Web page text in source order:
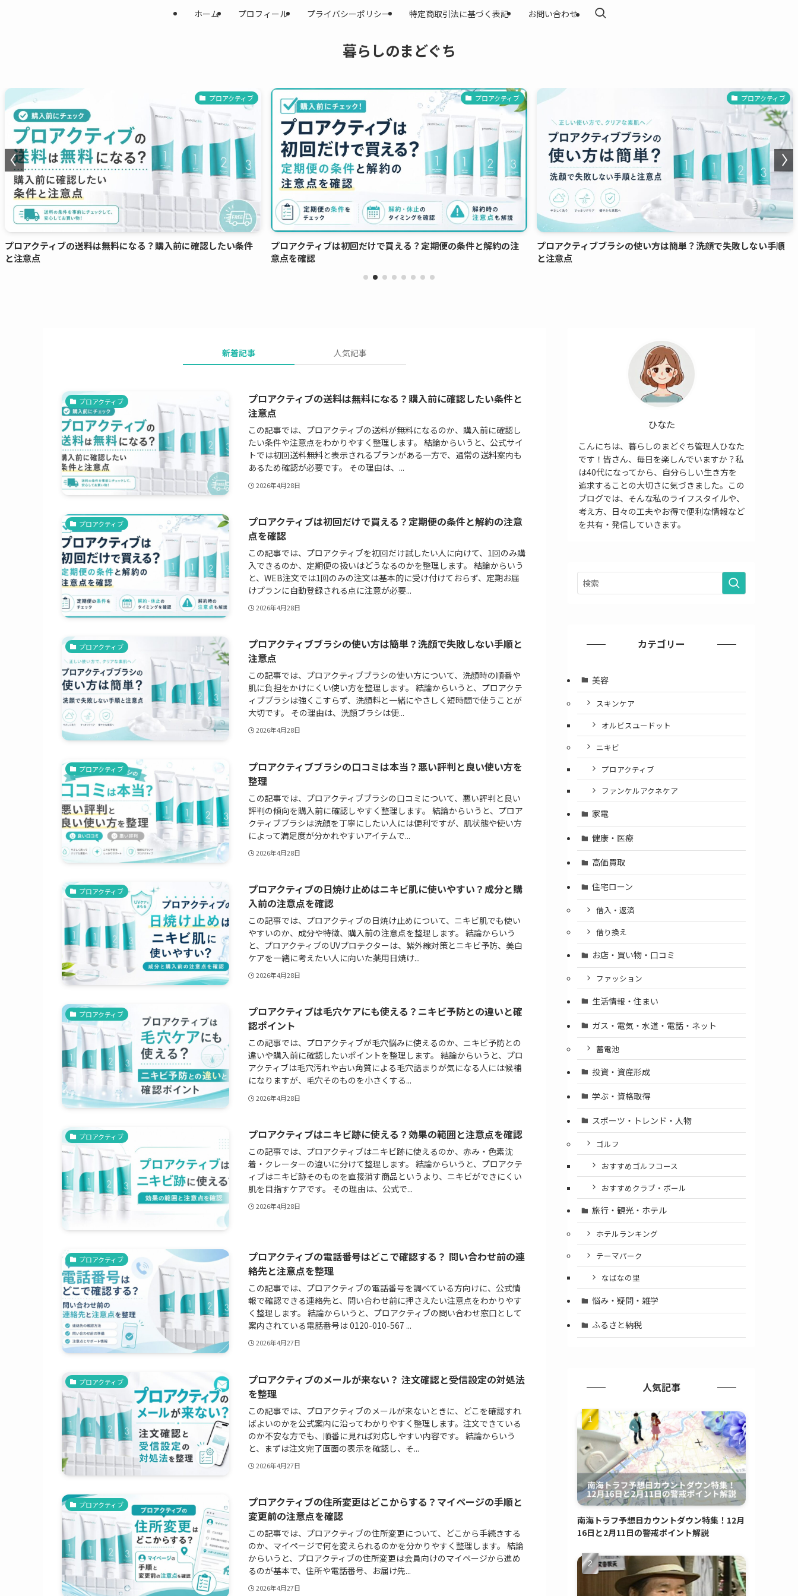
暮らしのまどぐち
ホーム プロフィール プライバシーポリシー 特定商取引法に基づく表記 お問い合わせ
プロアクティブ
プロアクティブの送料は無料になる？購入前に確認したい条件
と注意点
プロアクティブ
プロアクティブは初回だけで買える？定期便の条件と解約の注
意点を確認
プロアクティブ
プロアクティブブラシの使い方は簡単？洗顔で失敗しない手順
と注意点
新着記事 人気記事
プロアクティブ
プロアクティブの送料は無料になる？購入前に確認したい条件と
注意点
この記事では、プロアクティブの送料が無料になるのか、購入前に確認し
たい条件や注意点をわかりやすく整理します。 結論からいうと、公式サイ
トでは初回送料無料と表示されるプランがある一方で、通常の送料案内も
あるため確認が必要です。 その理由は、...
2026年4月28日
プロアクティブ
プロアクティブは初回だけで買える？定期便の条件と解約の注意
点を確認
この記事では、プロアクティブを初回だけ試したい人に向けて、1回のみ購
入できるのか、定期便の扱いはどうなるのかを整理します。 結論からいう
と、WEB注文では1回のみの注文は基本的に受け付けておらず、定期お届
けプランに自動登録される点に注意が必要...
2026年4月28日
プロアクティブ
プロアクティブブラシの使い方は簡単？洗顔で失敗しない手順と
注意点
この記事では、プロアクティブブラシの使い方について、洗顔時の順番や
肌に負担をかけにくい使い方を整理します。 結論からいうと、プロアクテ
ィブブラシは強くこすらず、洗顔料と一緒にやさしく短時間で使うことが
大切です。 その理由は、洗顔ブラシは便...
2026年4月28日
プロアクティブ
プロアクティブブラシの口コミは本当？悪い評判と良い使い方を
整理
この記事では、プロアクティブブラシの口コミについて、悪い評判と良い
評判の傾向を購入前に確認しやすく整理します。 結論からいうと、プロア
クティブブラシは洗顔を丁寧にしたい人には便利ですが、肌状態や使い方
によって満足度が分かれやすいアイテムで...
2026年4月28日
プロアクティブ
プロアクティブの日焼け止めはニキビ肌に使いやすい？成分と購
入前の注意点を確認
この記事では、プロアクティブの日焼け止めについて、ニキビ肌でも使い
やすいのか、成分や特徴、購入前の注意点を整理します。 結論からいう
と、プロアクティブのUVプロテクターは、紫外線対策とニキビ予防、美白
ケアを一緒に考えたい人に向いた薬用日焼け...
2026年4月28日
プロアクティブ
プロアクティブは毛穴ケアにも使える？ニキビ予防との違いと確
認ポイント
この記事では、プロアクティブが毛穴悩みに使えるのか、ニキビ予防との
違いや購入前に確認したいポイントを整理します。 結論からいうと、プロ
アクティブは毛穴汚れや古い角質による毛穴詰まりが気になる人には候補
になりますが、毛穴そのものを小さくする...
2026年4月28日
プロアクティブ プロアクティブはニキビ跡に使える？効果の範囲と注意点を確認
この記事では、プロアクティブはニキビ跡に使えるのか、赤み・色素沈
着・クレーターの違いに分けて整理します。 結論からいうと、プロアクテ
ィブはニキビ跡そのものを直接消す商品というより、ニキビができにくい
肌を目指すケアです。 その理由は、公式で...
2026年4月28日
プロアクティブ
プロアクティブの電話番号はどこで確認する？ 問い合わせ前の連
絡先と注意点を整理
この記事では、プロアクティブの電話番号を調べている方向けに、公式情
報で確認できる連絡先と、問い合わせ前に押さえたい注意点をわかりやす
く整理します。 結論からいうと、プロアクティブの問い合わせ窓口として
案内されている電話番号は 0120-010-567 ...
2026年4月27日
プロアクティブ
プロアクティブのメールが来ない？ 注文確認と受信設定の対処法
を整理
この記事では、プロアクティブのメールが来ないときに、どこを確認すれ
ばよいのかを公式案内に沿ってわかりやすく整理します。注文できている
のか不安な方でも、順番に見れば対応しやすい内容です。 結論からいう
と、まずは注文完了画面の表示を確認し、そ...
2026年4月27日
プロアクティブ
プロアクティブの住所変更はどこからする？マイページの手順と
変更前の注意点を確認
この記事では、プロアクティブの住所変更について、どこから手続きする
のか、マイページで何を変えられるのかを分かりやすく整理します。 結論
からいうと、プロアクティブの住所変更は会員向けのマイページから進め
るのが基本で、住所や電話番号、お届け先...
2026年4月27日
ひなた
こんにちは、暮らしのまどぐち管理人ひなた
です！皆さん、毎日を楽しんでいますか？私
は40代になってから、自分らしい生き方を
追求することの大切さに気づきました。この
ブログでは、そんな私のライフスタイルや、
考え方、日々の工夫やお得で便利な情報など
を共有・発信していきます。
カテゴリー
美容
スキンケア
オルビスユードット
ニキビ
プロアクティブ
ファンケルアクネケア
家電
健康・医療
高価買取
住宅ローン
借入・返済
借り換え
お店・買い物・口コミ
ファッション
生活情報・住まい
ガス・電気・水道・電話・ネット
蓄電池
投資・資産形成
学ぶ・資格取得
スポーツ・トレンド・人物
ゴルフ
おすすめゴルフコース
おすすめクラブ・ボール
旅行・観光・ホテル
ホテルランキング
テーマパーク
なばなの里
悩み・疑問・雑学
ふるさと納税
人気記事
南海トラフ予想日カウントダウン特集！12月
16日と2月11日の警戒ポイント解説